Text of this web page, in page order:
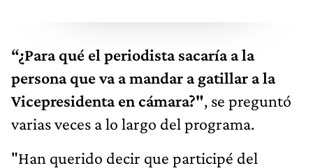
“¿Para qué el periodista sacaría a la
persona que va a mandar a gatillar a la
Vicepresidenta en cámara?", se preguntó
varias veces a lo largo del programa.
"Han querido decir que participé del